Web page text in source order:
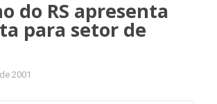
do RS apresenta
para setor de
2001